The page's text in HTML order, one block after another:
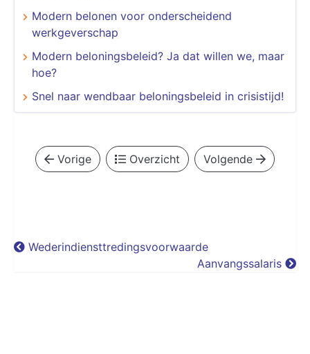
Modern belonen voor onderscheidend
werkgeverschap
Modern beloningsbeleid? Ja dat willen we, maar
hoe?
Snel naar wendbaar beloningsbeleid in crisistijd!
Vorige Overzicht Volgende
Wederindiensttredingsvoorwaarde
Aanvangssalaris